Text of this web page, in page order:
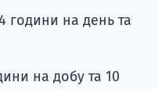
години на день та
на добу та 10